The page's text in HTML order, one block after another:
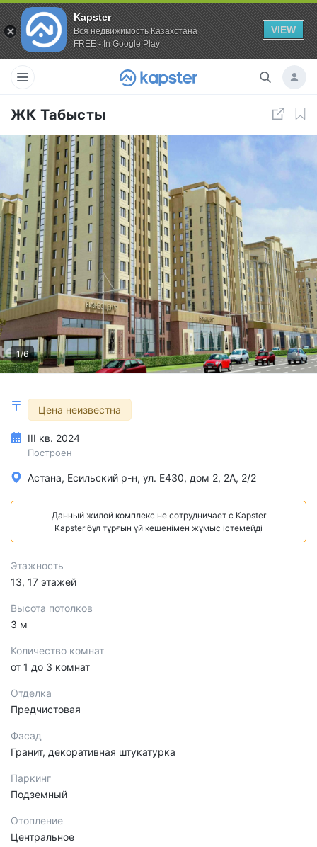
Kapster
Вся недвижимость Казахстана
FREE - In Google Play
VIEW
ЖК Табысты
1/6
Цена неизвестна
III кв. 2024
Построен
Астана, Есильский р-н, ул. Е430, дом 2, 2А, 2/2
Данный жилой комплекс не сотрудничает с Kapster
Kapster бұл тұрғын үй кешенімен жұмыс істемейді
Этажность
13, 17 этажей
Высота потолков
3 м
Количество комнат
от 1 до 3 комнат
Отделка
Предчистовая
Фасад
Гранит, декоративная штукатурка
Паркинг
Подземный
Отопление
Центральное